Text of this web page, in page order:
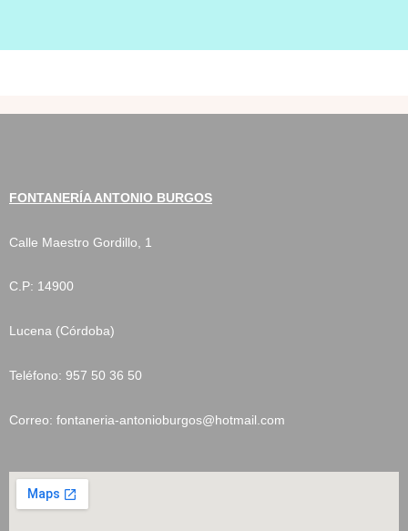
FONTANERÍA ANTONIO BURGOS
Calle Maestro Gordillo, 1
C.P: 14900
Lucena (Córdoba)
Teléfono: 957 50 36 50
Correo: fontaneria-antonioburgos@hotmail.com